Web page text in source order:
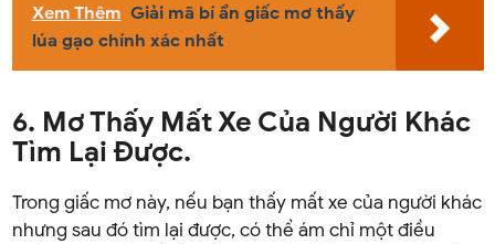
Xem Thêm Giải mã bí ẩn giấc mơ thấy
lúa gạo chính xác nhất
6. Mơ Thấy Mất Xe Của Người Khác
Tìm Lại Được.
Trong giấc mơ này, nếu bạn thấy mất xe của người khác
nhưng sau đó tìm lại được, có thể ám chỉ một điều